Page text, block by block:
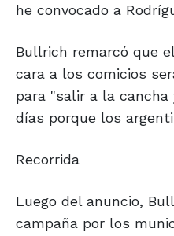
he convocado a
Bullrich remarcó que
cara a los comicios
para "salir a la
días porque los
Recorrida
Luego del anuncio,
campaña por los